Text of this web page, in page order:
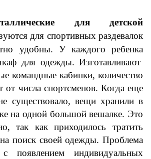
для детской
для спортивных раздевалок
удобны. У каждого ребенка
для одежды. Изготавливают
командные кабинки, количество
от числа спортсменов. Когда еще
существовало, вещи хранили в
на одной большой вешалке. Это
так как приходилось тратить
поиск своей одежды. Проблема
появлением индивидуальных